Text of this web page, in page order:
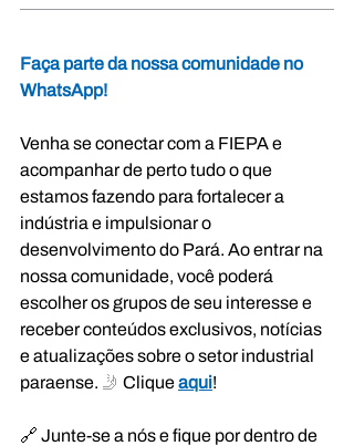
Faça parte da nossa comunidade no
WhatsApp!
Venha se conectar com a FIEPA e
acompanhar de perto tudo o que
estamos fazendo para fortalecer a
indústria e impulsionar o
desenvolvimento do Pará. Ao entrar na
nossa comunidade, você poderá
escolher os grupos de seu interesse e
receber conteúdos exclusivos, notícias
e atualizações sobre o setor industrial
paraense. 🤳 Clique aqui!
🔗 Junte-se a nós e fique por dentro de